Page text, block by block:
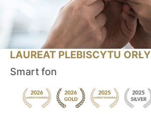
LAUREAT PLEBISCYTU ORŁY
Smart fon